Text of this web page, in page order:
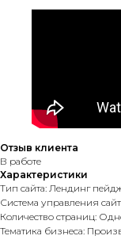
Отзыв клиента
В работе
Характеристики
Тип сайта: Лендинг
Система управления
Количество страниц:
Тематика бизнеса: